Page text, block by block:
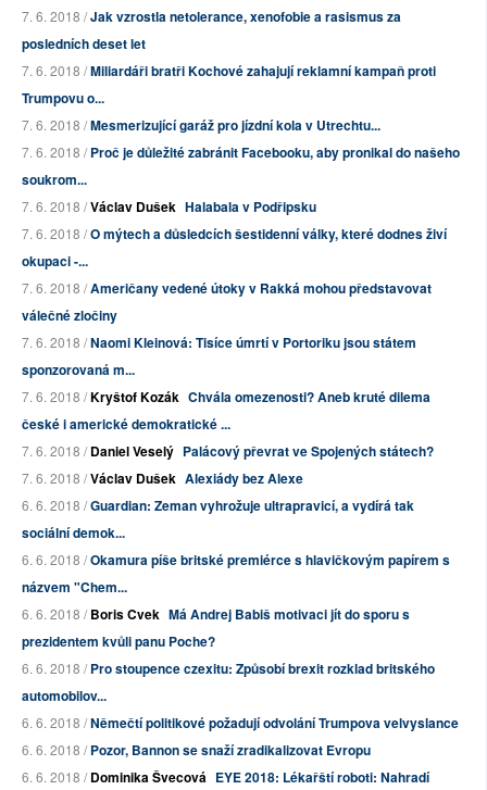
7. 6. 2018 /Jak vzrostla netolerance, xenofobie a rasismus za
posledních deset let
7. 6. 2018 /Miliardáři bratři Kochové zahajují reklamní kampaň proti
Trumpovu o...
7. 6. 2018 /Mesmerizující garáž pro jízdní kola v Utrechtu...
7. 6. 2018 /Proč je důležité zabránit Facebooku, aby pronikal do našeho
soukrom...
7. 6. 2018 /Václav Dušek Halabala v Podřipsku
7. 6. 2018 /O mýtech a důsledcích šestidenní války, které dodnes živí
okupaci -...
7. 6. 2018 /Američany vedené útoky v Rakká mohou představovat
válečné zločiny
7. 6. 2018 /Naomi Kleinová: Tisíce úmrtí v Portoriku jsou státem
sponzorovaná m...
7. 6. 2018 /Kryštof Kozák Chvála omezenosti? Aneb kruté dilema
české i americké demokratické ...
7. 6. 2018 /Daniel Veselý Palácový převrat ve Spojených státech?
7. 6. 2018 /Václav Dušek Alexiády bez Alexe
6. 6. 2018 /Guardian: Zeman vyhrožuje ultrapravicí, a vydírá tak
sociální demok...
6. 6. 2018 /Okamura píše britské premiérce s hlavičkovým papírem s
názvem "Chem...
6. 6. 2018 /Boris Cvek Má Andrej Babiš motivaci jít do sporu s
prezidentem kvůli panu Poche?
6. 6. 2018 /Pro stoupence czexitu: Způsobí brexit rozklad britského
automobilov...
6. 6. 2018 /Němečtí politikové požadují odvolání Trumpova velvyslance
6. 6. 2018 /Pozor, Bannon se snaží zradikalizovat Evropu
6. 6. 2018 /Dominika Švecová EYE 2018: Lékařští roboti: Nahradí